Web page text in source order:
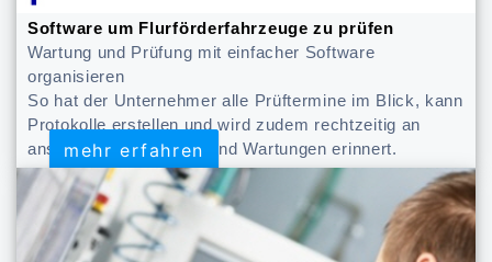
Software um Flurförderfahrzeuge zu prüfen
Wartung und Prüfung mit einfacher Software
organisieren
So hat der Unternehmer alle Prüftermine im Blick, kann
Protokolle erstellen und wird zudem rechtzeitig an
anstehende Prüfungen und Wartungen erinnert.
mehr erfahren
mehr erfahren